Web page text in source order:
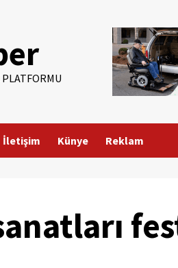
İletişim Künye Reklam